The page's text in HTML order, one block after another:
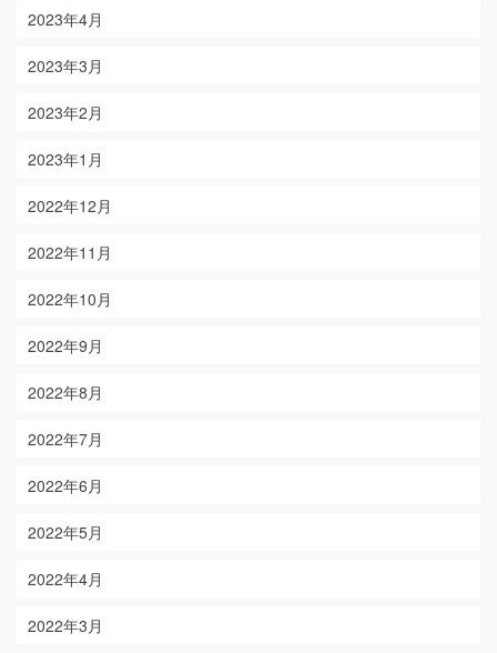
2023年4月
2023年3月
2023年2月
2023年1月
2022年12月
2022年11月
2022年10月
2022年9月
2022年8月
2022年7月
2022年6月
2022年5月
2022年4月
2022年3月